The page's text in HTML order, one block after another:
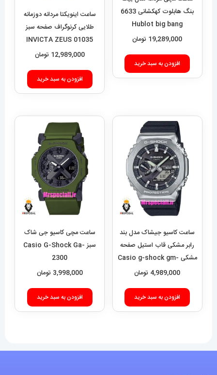
افزودن به سبد خرید
ساعت اینویکتا مردانه دوزمانه
طلایی کرنوگراف صفحه سبز
01035 INVICTA ZEUS
12,989,000 تومان
افزودن به سبد خرید
ساعت کاسیو جیشاک مدل بند
رابر مشکی قاب استیل صفحه
مشکی Casio g-shock gm-
2100 021462
4,989,000 تومان
افزودن به سبد خرید
ساعت مچی کاسیو جی شاک
سبز Casio G-Shock Ga-
2300
3,998,000 تومان
افزودن به سبد خرید